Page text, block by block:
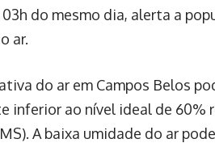
do mesmo dia, alerta a
ar.
do ar em Campos Belos
inferior ao nível ideal de 60%
A baixa umidade do ar